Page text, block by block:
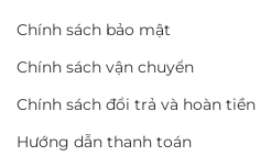
Chính sách bảo mật
Chính sách vận chuyển
Chính sách đổi trả và hoàn tiền
Hướng dẫn thanh toán